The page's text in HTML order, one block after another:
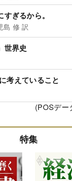
ぎるから。
島 修 訳
世界史
考えていること
(POSデー
特集